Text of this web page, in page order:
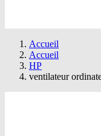
Accueil
Accueil
HP
ventilateur